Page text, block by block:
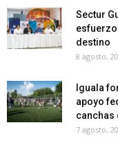
Sectur
destino
8 agosto,
Iguala
apoyo
canchas
7 agosto,